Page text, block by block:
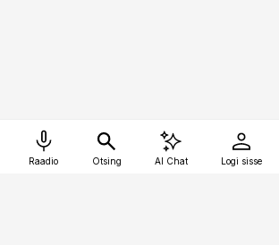
Raadio Otsing AI Chat Logi sisse